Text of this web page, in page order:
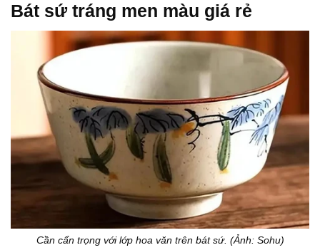
Bát sứ tráng men màu giá rẻ
Cần cẩn trọng với lớp hoa văn trên bát sứ. (Ảnh: Sohu)